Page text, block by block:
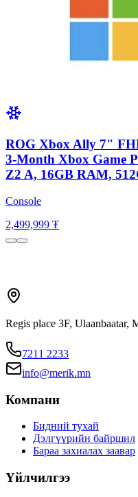
ROG Xbox Ally 7"
3-Month Xbox Game
Z2 A, 16GB RAM,
Console
2,499,999 ₮
Regis place 3F, Ulaanbaatar,
7211 2233
info@merik.mn
Компани
Бидний тухай
Дэлгүүрийн байршил
Бараа захиалах заавар
Үйлчилгээ